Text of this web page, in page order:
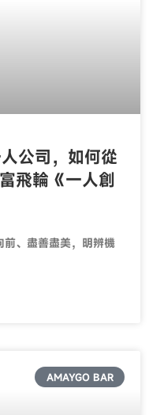
公司，如何從
飛輪《一人創
前、盡善盡美，明辨機
AMAYGO BAR